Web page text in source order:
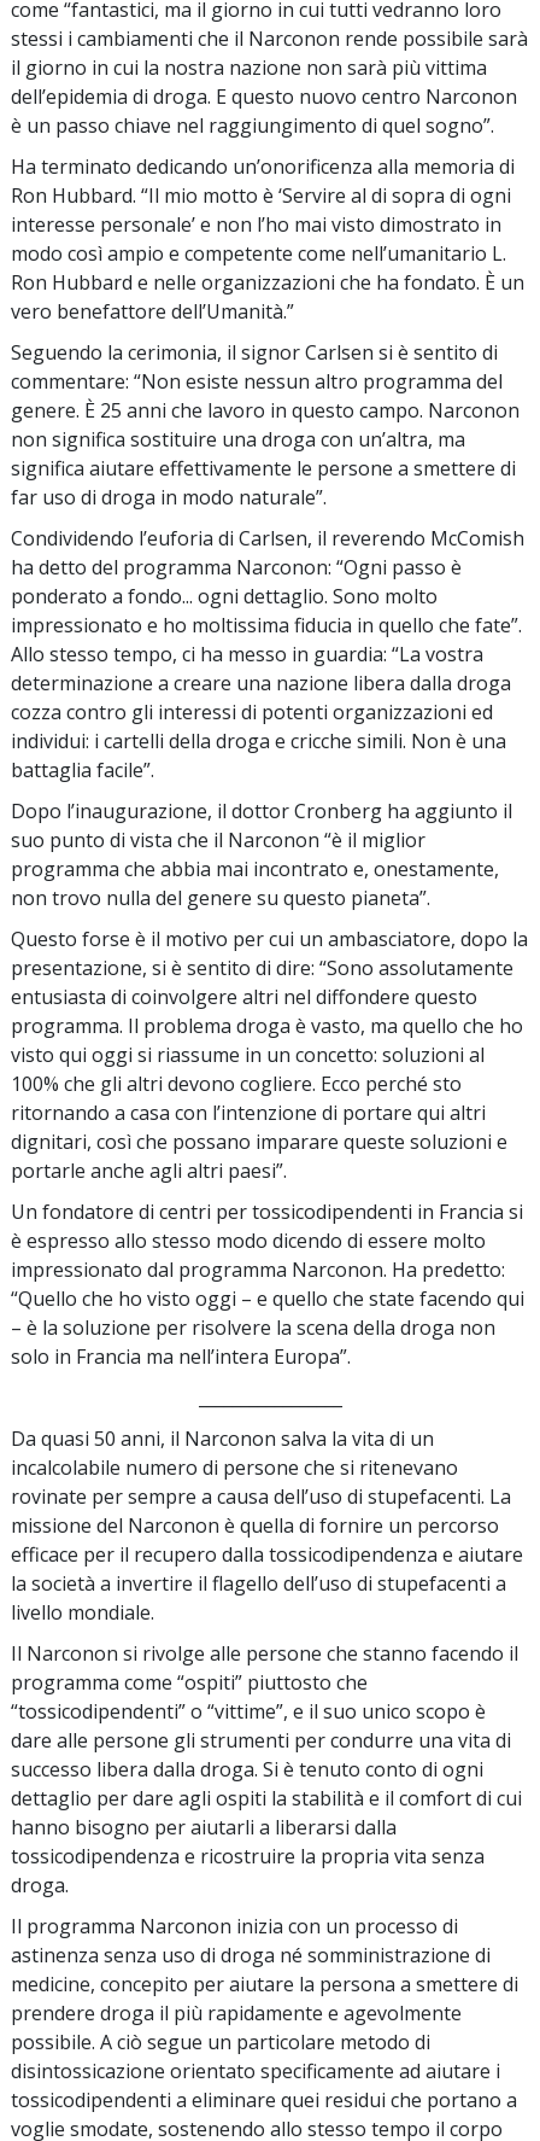
come “fantastici, ma il giorno in cui tutti vedranno loro
stessi i cambiamenti che il Narconon rende possibile sarà
il giorno in cui la nostra nazione non sarà più vittima
dell’epidemia di droga. E questo nuovo centro Narconon
è un passo chiave nel raggiungimento di quel sogno”.
Ha terminato dedicando un’onorificenza alla memoria di
Ron Hubbard. “Il mio motto è ‘Servire al di sopra di ogni
interesse personale’ e non l’ho mai visto dimostrato in
modo così ampio e competente come nell’umanitario L.
Ron Hubbard e nelle organizzazioni che ha fondato. È un
vero benefattore dell’Umanità.”
Seguendo la cerimonia, il signor Carlsen si è sentito di
commentare: “Non esiste nessun altro programma del
genere. È 25 anni che lavoro in questo campo. Narconon
non significa sostituire una droga con un’altra, ma
significa aiutare effettivamente le persone a smettere di
far uso di droga in modo naturale”.
Condividendo l’euforia di Carlsen, il reverendo McComish
ha detto del programma Narconon: “Ogni passo è
ponderato a fondo... ogni dettaglio. Sono molto
impressionato e ho moltissima fiducia in quello che fate”.
Allo stesso tempo, ci ha messo in guardia: “La vostra
determinazione a creare una nazione libera dalla droga
cozza contro gli interessi di potenti organizzazioni ed
individui: i cartelli della droga e cricche simili. Non è una
battaglia facile”.
Dopo l’inaugurazione, il dottor Cronberg ha aggiunto il
suo punto di vista che il Narconon “è il miglior
programma che abbia mai incontrato e, onestamente,
non trovo nulla del genere su questo pianeta”.
Questo forse è il motivo per cui un ambasciatore, dopo la
presentazione, si è sentito di dire: “Sono assolutamente
entusiasta di coinvolgere altri nel diffondere questo
programma. Il problema droga è vasto, ma quello che ho
visto qui oggi si riassume in un concetto: soluzioni al
100% che gli altri devono cogliere. Ecco perché sto
ritornando a casa con l’intenzione di portare qui altri
dignitari, così che possano imparare queste soluzioni e
portarle anche agli altri paesi”.
Un fondatore di centri per tossicodipendenti in Francia si
è espresso allo stesso modo dicendo di essere molto
impressionato dal programma Narconon. Ha predetto:
“Quello che ho visto oggi – e quello che state facendo qui
– è la soluzione per risolvere la scena della droga non
solo in Francia ma nell’intera Europa”.
Da quasi 50 anni, il Narconon salva la vita di un
incalcolabile numero di persone che si ritenevano
rovinate per sempre a causa dell’uso di stupefacenti. La
missione del Narconon è quella di fornire un percorso
efficace per il recupero dalla tossicodipendenza e aiutare
la società a invertire il flagello dell’uso di stupefacenti a
livello mondiale.
Il Narconon si rivolge alle persone che stanno facendo il
programma come “ospiti” piuttosto che
“tossicodipendenti” o “vittime”, e il suo unico scopo è
dare alle persone gli strumenti per condurre una vita di
successo libera dalla droga. Si è tenuto conto di ogni
dettaglio per dare agli ospiti la stabilità e il comfort di cui
hanno bisogno per aiutarli a liberarsi dalla
tossicodipendenza e ricostruire la propria vita senza
droga.
Il programma Narconon inizia con un processo di
astinenza senza uso di droga né somministrazione di
medicine, concepito per aiutare la persona a smettere di
prendere droga il più rapidamente e agevolmente
possibile. A ciò segue un particolare metodo di
disintossicazione orientato specificamente ad aiutare i
tossicodipendenti a eliminare quei residui che portano a
voglie smodate, sostenendo allo stesso tempo il corpo